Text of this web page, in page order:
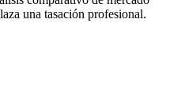
una tasación profesional.